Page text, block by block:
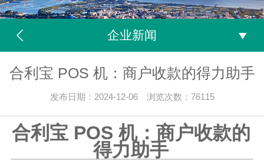
企业新闻
合利宝 POS 机：商户收款的得力助手
发布日期：2024-12-06 浏览次数：76115
合利宝 POS 机：商户收款的
得力助手